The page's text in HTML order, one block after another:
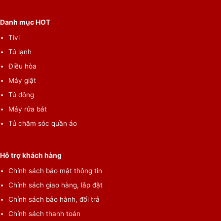
nữa, với chế độ của máy giặt có vắt cực khô, trên cơ chế
chuyển động tròn mạnh mẽ sẽ giúp đồ vừa giặt xong được vắt
hết nước, phơi là sẽ khô nhanh bất chấp mọi thời tiết.
Danh mục HOT
Tivi
Tủ lạnh
Điều hòa
Máy giặt
Tủ đông
Máy rửa bát
Tủ chăm sóc quần áo
Hỗ trợ khách hàng
Chính sách bảo mật thông tin
Chính sách giao hàng, lắp đặt
Chính sách bảo hành, đổi trả
Chính sách thanh toán